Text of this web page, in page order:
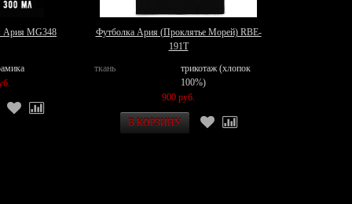
Ария MG348
Футболка Ария (Проклятье Морей) RBE-
191T
ткань
трикотаж (хлопок
100%)
900 руб.